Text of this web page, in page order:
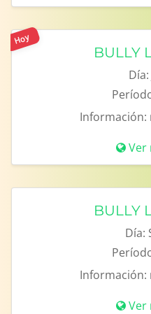
Hoy
BULLY
Día:
Información:
Ver
BULLY
Día:
Información:
Ver